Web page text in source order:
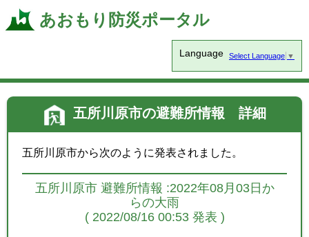
あおもり防災ポータル
Language Select Language ▼
五所川原市の避難所情報 詳細
五所川原市から次のように発表されました。
五所川原市 避難所情報 :2022年08月03日か
らの大雨
( 2022/08/16 00:53 発表 )